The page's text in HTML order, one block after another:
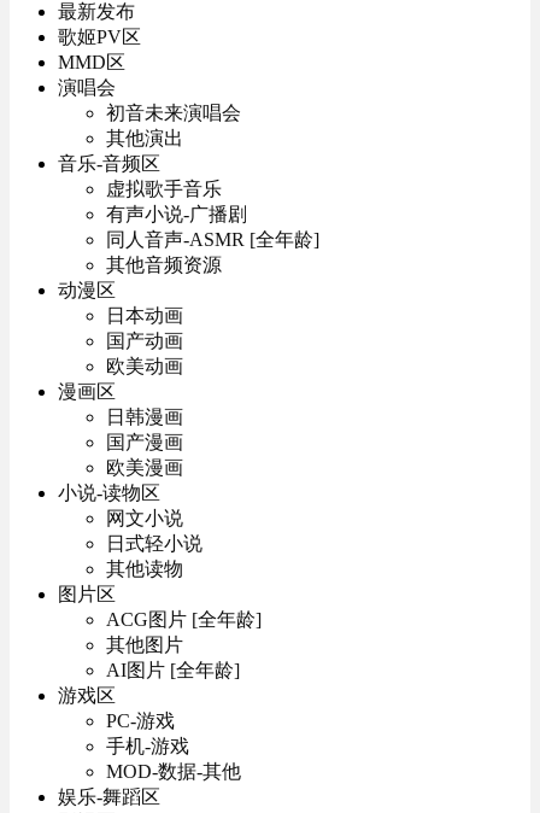
最新发布
歌姬PV区
MMD区
演唱会
初音未来演唱会
其他演出
音乐-音频区
虚拟歌手音乐
有声小说-广播剧
同人音声-ASMR [全年龄]
其他音频资源
动漫区
日本动画
国产动画
欧美动画
漫画区
日韩漫画
国产漫画
欧美漫画
小说-读物区
网文小说
日式轻小说
其他读物
图片区
ACG图片 [全年龄]
其他图片
AI图片 [全年龄]
游戏区
PC-游戏
手机-游戏
MOD-数据-其他
娱乐-舞蹈区